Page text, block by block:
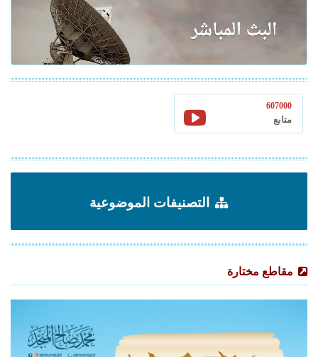
607000
متابع
التصنيفات الموضوعية
مقاطع مختارة